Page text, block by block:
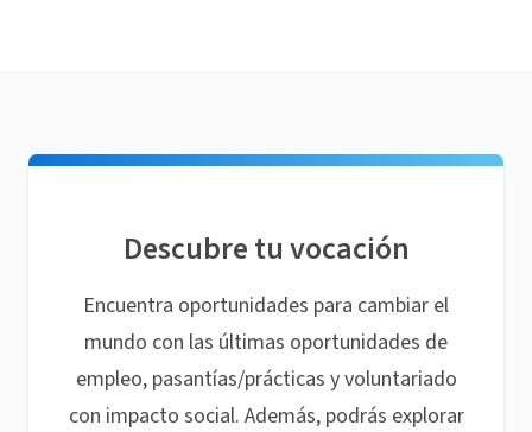
Descubre tu vocación
Encuentra oportunidades para cambiar el
mundo con las últimas oportunidades de
empleo, pasantías/prácticas y voluntariado
con impacto social. Además, podrás explorar